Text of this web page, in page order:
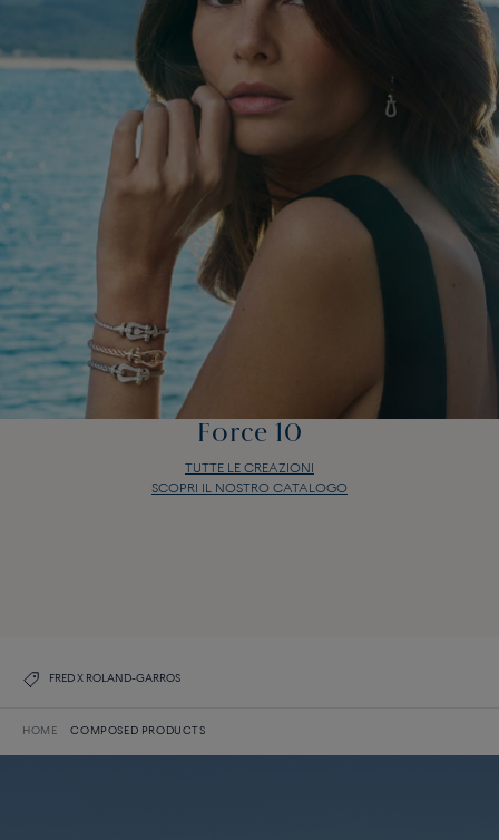
Force 10
TUTTE LE CREAZIONI
SCOPRI IL NOSTRO CATALOGO
FRED X ROLAND-GARROS
HOME COMPOSED PRODUCTS